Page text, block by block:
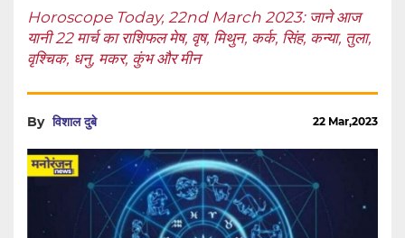
Horoscope Today, 22nd March 2023: जाने आज
यानी 22 मार्च का राशिफल मेष, वृष, मिथुन, कर्क, सिंह, कन्या, तुला,
वृश्चिक, धनु, मकर, कुंभ और मीन
By विशाल दुबे 22 Mar,2023